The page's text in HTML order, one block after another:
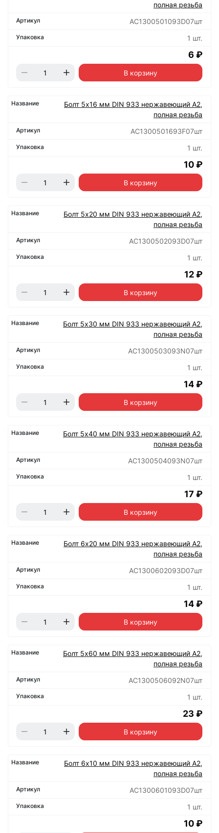
полная резьба
АС1300501093D07шт
1 шт.
6 ₽
В корзину
Болт 5х16 мм DIN 933 нержавеющий А2,
полная резьба
АС1300501693F07шт
1 шт.
10 ₽
В корзину
Болт 5х20 мм DIN 933 нержавеющий А2,
полная резьба
АС1300502093D07шт
1 шт.
12 ₽
В корзину
Болт 5х30 мм DIN 933 нержавеющий А2,
полная резьба
АС1300503093N07шт
1 шт.
14 ₽
В корзину
Болт 5х40 мм DIN 933 нержавеющий А2,
полная резьба
АС1300504093N07шт
1 шт.
17 ₽
В корзину
Болт 6х20 мм DIN 933 нержавеющий А2,
полная резьба
АС1300602093D07шт
1 шт.
14 ₽
В корзину
Болт 5х60 мм DIN 933 нержавеющий А2,
полная резьба
АС1300506092N07шт
1 шт.
23 ₽
В корзину
Болт 6х10 мм DIN 933 нержавеющий А2,
полная резьба
АС1300601093D07шт
1 шт.
10 ₽